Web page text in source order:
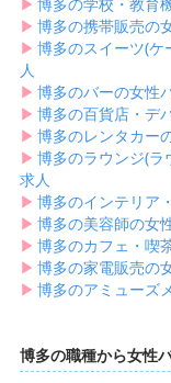
▶︎ 博多の携帯販売の
▶︎ 博多のスイーツ(
人
▶︎ 博多のバーの女性
▶︎ 博多の百貨店・デ
▶︎ 博多のレンタカー
▶︎ 博多のラウンジ(ラ
求人
▶︎ 博多のインテリア
▶︎ 博多の美容師の女
▶︎ 博多のカフェ・喫
▶︎ 博多の家電販売の
▶︎ 博多のアミューズ
博多の職種から女性